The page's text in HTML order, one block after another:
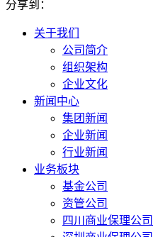
分享到：
关于我们
公司简介
组织架构
企业文化
新闻中心
集团新闻
企业新闻
行业新闻
业务板块
基金公司
资管公司
四川商业保理公司